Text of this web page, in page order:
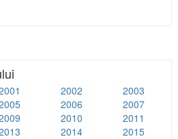
2002
2003
2006
2007
2010
2011
2014
2015